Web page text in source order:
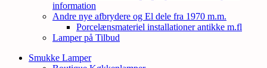
information
Andre nye afbrydere og El dele fra 1970 m.m.
Porcelænsmateriel installationer antikke m.fl
Lamper på Tilbud
Smukke Lamper